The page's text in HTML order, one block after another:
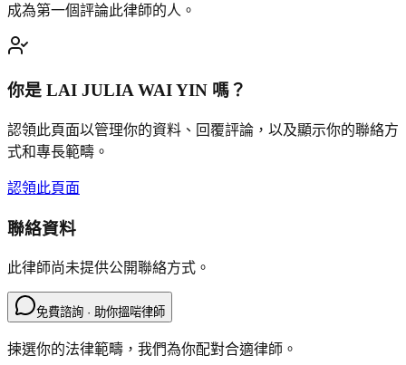
成為第一個評論此律師的人。
你是 LAI JULIA WAI YIN 嗎？
認領此頁面以管理你的資料、回覆評論，以及顯示你的聯絡方
式和專長範疇。
認領此頁面
聯絡資料
此律師尚未提供公開聯絡方式。
免費諮詢 · 助你搵啱律師
揀選你的法律範疇，我們為你配對合適律師。